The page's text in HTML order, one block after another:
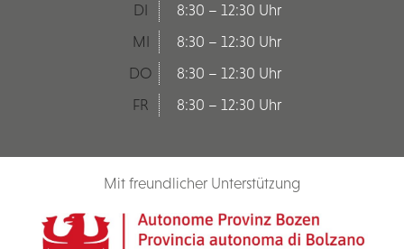
DI
8:30 – 12:30 Uhr
MI
8:30 – 12:30 Uhr
DO
8:30 – 12:30 Uhr
FR
8:30 – 12:30 Uhr
Mit freundlicher Unterstützung